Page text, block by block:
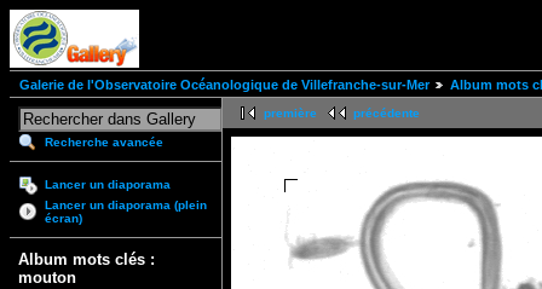
Galerie de l'Observatoire Océanologique de Villefranche-sur-Mer Album mots
Recherche avancée
Lancer un diaporama
Lancer un diaporama (plein
écran)
Album mots clés :
mouton
première précédente